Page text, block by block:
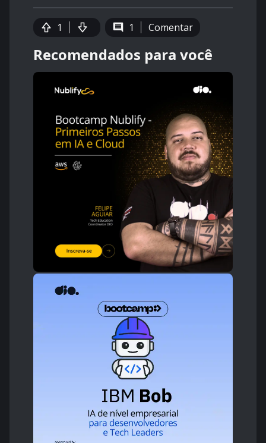
1 1 Comentar
Recomendados para você